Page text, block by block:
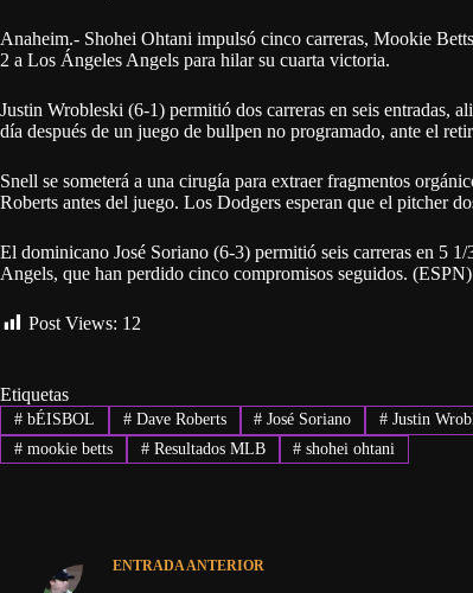
Anaheim.- Shohei Ohtani impulsó cinco carreras, Mookie
2 a Los Ángeles Angels para hilar su cuarta victoria.
Justin Wrobleski (6-1) permitió dos carreras en seis entradas,
día después de un juego de bullpen no programado, ante el
Snell se someterá a una cirugía para extraer fragmentos
Roberts antes del juego. Los Dodgers esperan que el pitcher
El dominicano José Soriano (6-3) permitió seis carreras en 5
Angels, que han perdido cinco compromisos seguidos. (ESPN)
Post Views: 12
Etiquetas
#bÉISBOL #Dave Roberts # José Soriano # Justin
#mookie betts #Resultados MLB # shohei ohtani
ENTRADAANTERIOR